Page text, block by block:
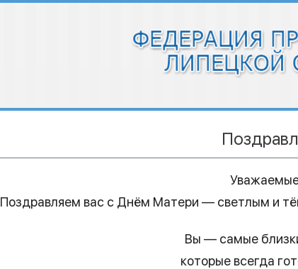
Поздравляем вас с Днём Матери — светлым и
Вы — самые
которые всегда